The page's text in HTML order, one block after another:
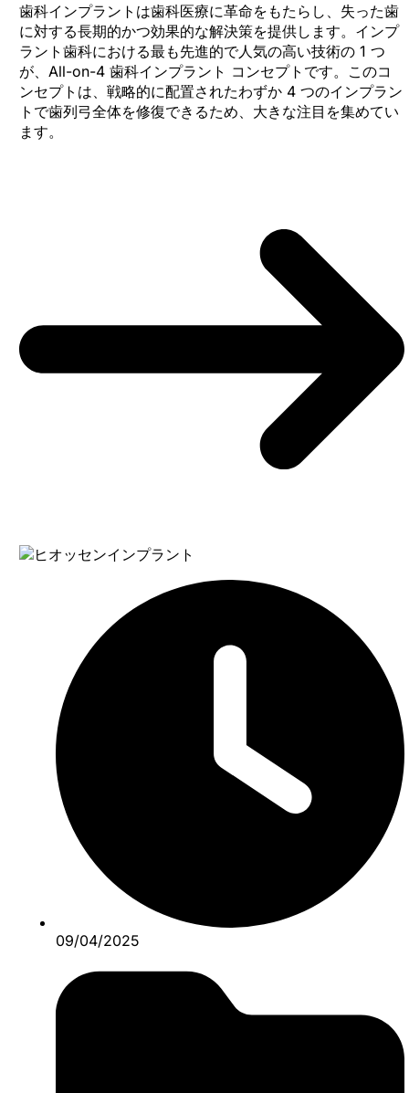
歯科インプラントは歯科医療に革命をもたらし、失った歯
に対する長期的かつ効果的な解決策を提供します。インプ
ラント歯科における最も先進的で人気の高い技術の 1 つ
が、All-on-4 歯科インプラント コンセプトです。このコ
ンセプトは、戦略的に配置されたわずか 4 つのインプラン
トで歯列弓全体を修復できるため、大きな注目を集めてい
ます。
09/04/2025